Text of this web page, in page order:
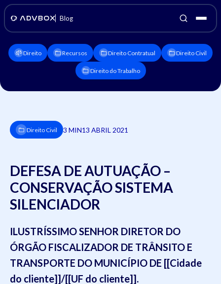
Blog
Direito Recursos Direito Contratual Direito Civil
Direito do Trabalho
Direito Civil 3 MIN13 ABRIL 2021
DEFESA DE AUTUAÇÃO –
CONSERVAÇÃO SISTEMA
SILENCIADOR
ILUSTRÍSSIMO SENHOR DIRETOR DO
ÓRGÃO FISCALIZADOR DE TRÂNSITO E
TRANSPORTE DO MUNICÍPIO DE [[Cidade
do cliente]]/[[UF do cliente]].